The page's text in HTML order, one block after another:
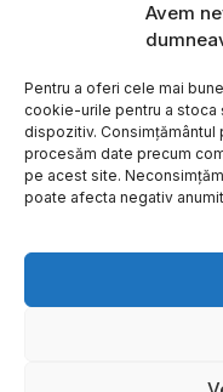
Avem
Pentru a oferi cele mai
cookie-urile pentru a stoca
dispozitiv.
procesăm date precum
pe acest site.
poate afecta negativ